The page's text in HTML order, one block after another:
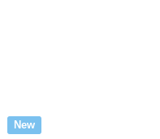
New